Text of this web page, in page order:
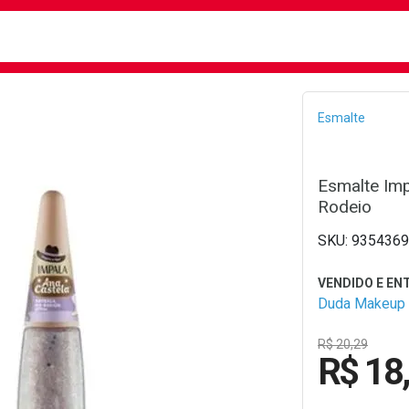
Esmalte
Esmalte
Rodeio
Duda Makeup
R$ 20,29
R$